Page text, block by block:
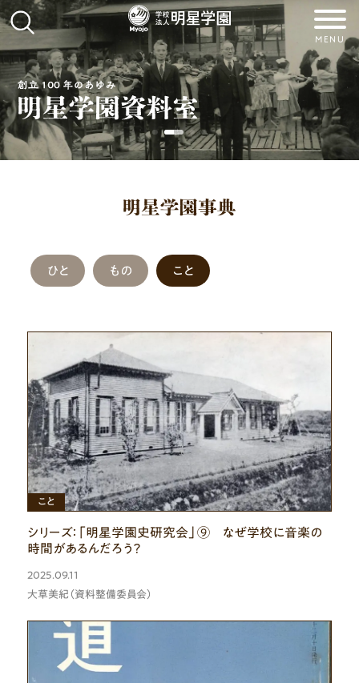
MENU
ひと もの こと
こと
シリーズ：「明星学園史研究会」⑨ なぜ学校に音楽の
時間があるんだろう？
2025.09.11
大草美紀（資料整備委員会）